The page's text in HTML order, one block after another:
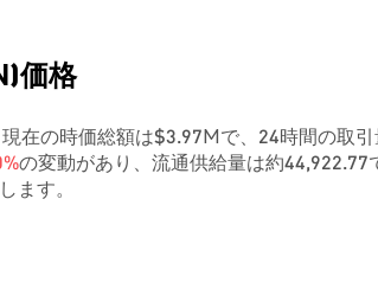
価格
在の時価総額は$3.97Mで、24時間の取引
の変動があり、流通供給量は約44,922.77
ます。